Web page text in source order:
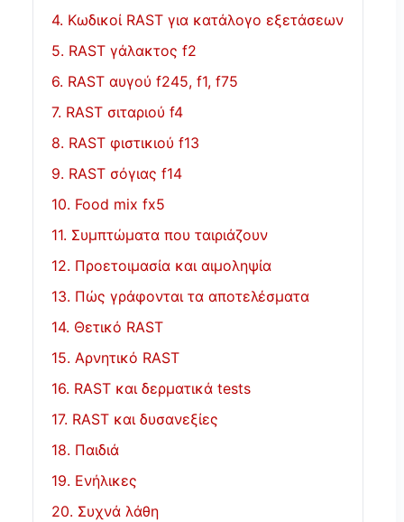
4. Κωδικοί RAST για κατάλογο εξετάσεων
5. RAST γάλακτος f2
6. RAST αυγού f245, f1, f75
7. RAST σιταριού f4
8. RAST φιστικιού f13
9. RAST σόγιας f14
10. Food mix fx5
11. Συμπτώματα που ταιριάζουν
12. Προετοιμασία και αιμοληψία
13. Πώς γράφονται τα αποτελέσματα
14. Θετικό RAST
15. Αρνητικό RAST
16. RAST και δερματικά tests
17. RAST και δυσανεξίες
18. Παιδιά
19. Ενήλικες
20. Συχνά λάθη